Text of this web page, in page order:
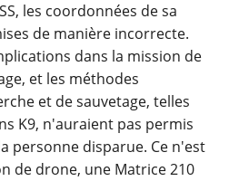
les coordonnées de sa
de manière incorrecte.
dans la mission de
et les méthodes
et de sauvetage, telles
K9, n'auraient pas permis
personne disparue. Ce n'est
de drone, une Matrice 210